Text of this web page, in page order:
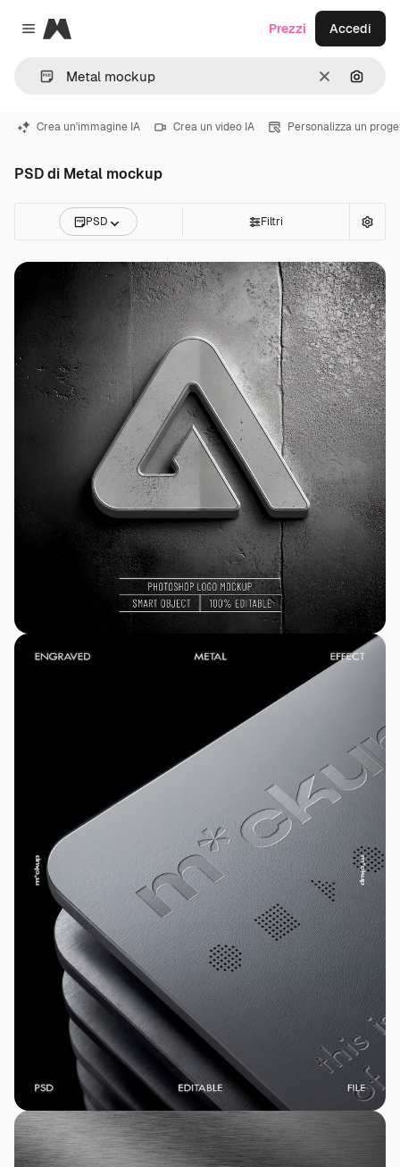
Close menu
Magnific
CancellaCerca
Prezzi Accedi
Crea un'immagine IA Crea un video IA Personalizza un
PSD di Metal mockup
PSD Filtri